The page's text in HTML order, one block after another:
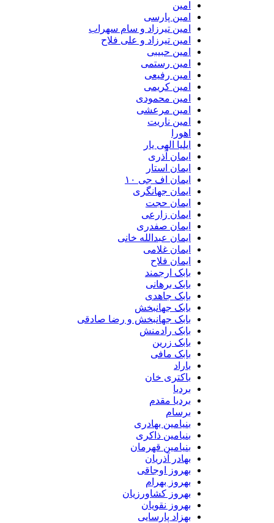
امین پارسی
امین تیرزاد و سام سهراب
امین تیرزاد و علی فلاح
امین حبیبی
امین رستمی
امین رفیعی
امین کریمی
امین محمودی
امین مرعشی
امین ناریت
ایلیا الهی یار
ایمان آذری
ایمان استار
ایمان اف جی ۱۰
ایمان جهانگری
ایمان حجت
ایمان زارعی
ایمان صفدری
ایمان عبدالله خانی
ایمان غلامی
ایمان فلاح
بابک ارجمند
بابک برهانی
بابک جاهدی
بابک جهانبخش
بابک جهانبخش و رضا صادقی
بابک رادمنش
بابک زرین
بابک مافی
باکتری خان
بردیا مقدم
بنیامین بهادری
بنیامین ذاکری
بنیامین قهرمان
بهادر آذریان
بهروز اوجاقی
بهروز بهرام
بهروز کشاورزیان
بهروز نقویان
بهزاد پارسایی